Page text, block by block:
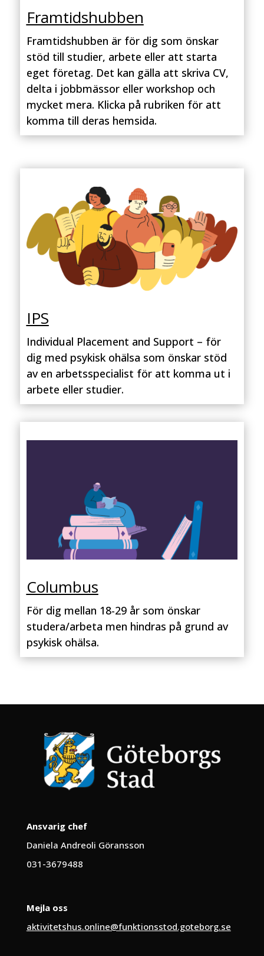
Framtidshubben
Framtidshubben är för dig som önskar
stöd till studier, arbete eller att starta
eget företag. Det kan gälla att skriva CV,
delta i jobbmässor eller workshop och
mycket mera. Klicka på rubriken för att
komma till deras hemsida.
IPS
Individual Placement and Support – för
dig med psykisk ohälsa som önskar stöd
av en arbetsspecialist för att komma ut i
arbete eller studier.
Columbus
För dig mellan 18-29 år som önskar
studera/arbeta men hindras på grund av
psykisk ohälsa.
Ansvarig chef
Daniela Andreoli Göransson
031-3679488
Mejla oss
aktivitetshus.online@funktionsstod.goteborg.se